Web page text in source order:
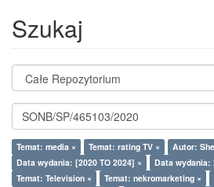
Szukaj
Temat: media × Temat: rating TV ×
Autor:
Data wydania: [2020 TO 2024] ×
Data wydania:
Temat: Television ×
Temat: nekromarketing ×